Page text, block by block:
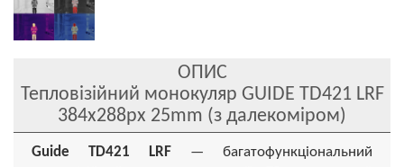
ОПИС
Тепловізійний монокуляр GUIDE TD421 LRF
384x288px 25mm (з далекоміром)
Guide TD421 LRF — багатофункціональний